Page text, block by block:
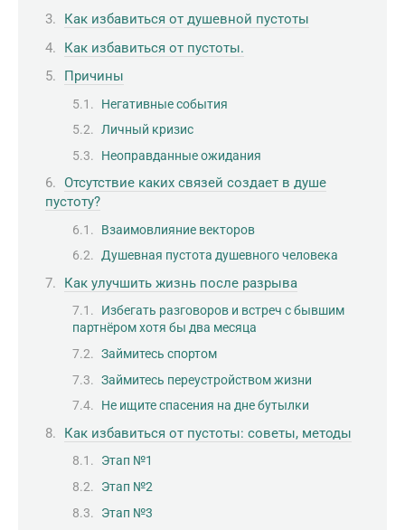
Как избавиться от душевной пустоты
Как избавиться от пустоты.
Причины
Негативные события
Личный кризис
Неоправданные ожидания
Отсутствие каких связей создает в душе
пустоту?
Взаимовлияние векторов
Душевная пустота душевного человека
Как улучшить жизнь после разрыва
Избегать разговоров и встреч с бывшим
партнёром хотя бы два месяца
Займитесь спортом
Займитесь переустройством жизни
Не ищите спасения на дне бутылки
Как избавиться от пустоты: советы, методы
Этап №1
Этап №2
Этап №3